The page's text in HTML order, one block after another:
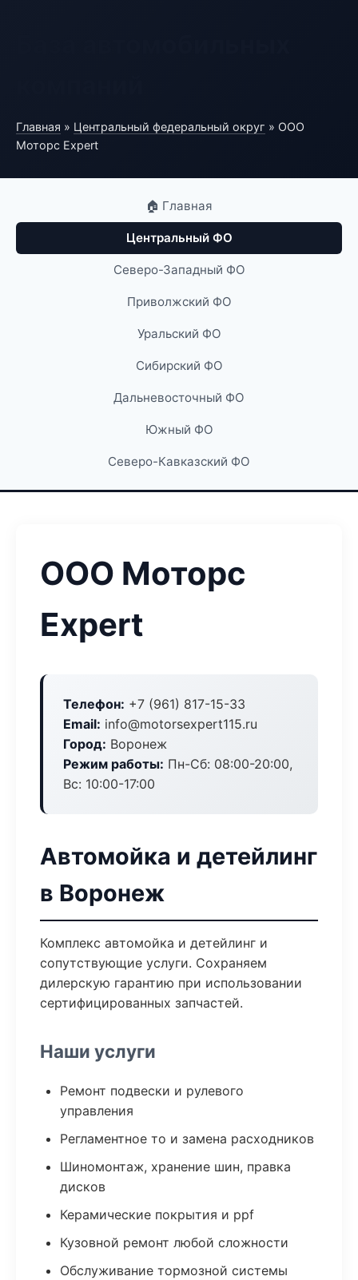
Главная » Центральный федеральный округ » ООО
Моторс Expert
🏠 Главная
Центральный ФО
Северо-Западный ФО
Приволжский ФО
Уральский ФО
Сибирский ФО
Дальневосточный ФО
Южный ФО
Северо-Кавказский ФО
ООО Моторс
Expert
Телефон: +7 (961) 817-15-33
Email: info@motorsexpert115.ru
Город: Воронеж
Режим работы: Пн-Сб: 08:00-20:00,
Вс: 10:00-17:00
Автомойка и детейлинг
в Воронеж
Комплекс автомойка и детейлинг и
сопутствующие услуги. Сохраняем
дилерскую гарантию при использовании
сертифицированных запчастей.
Наши услуги
Ремонт подвески и рулевого
управления
Регламентное то и замена расходников
Шиномонтаж, хранение шин, правка
дисков
Керамические покрытия и ppf
Кузовной ремонт любой сложности
Обслуживание тормозной системы